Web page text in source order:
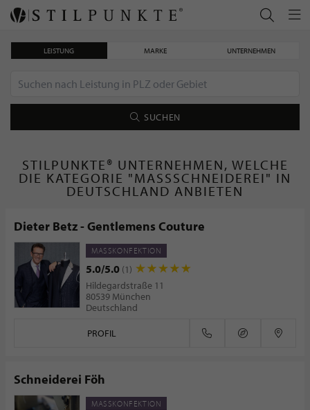
LEISTUNG MARKE UNTERNEHMEN
SUCHEN
STILPUNKTE® UNTERNEHMEN, WELCHE
DIE KATEGORIE "MASSSCHNEIDEREI" IN D
EUTSCHLAND ANBIETEN
Dieter Betz - Gentlemens Couture
MASSKONFEKTION
5.0/5.0 (1)
Hildegardstraße 11
80539 München
Deutschland
PROFIL
Schneiderei Föh
MASSKONFEKTION